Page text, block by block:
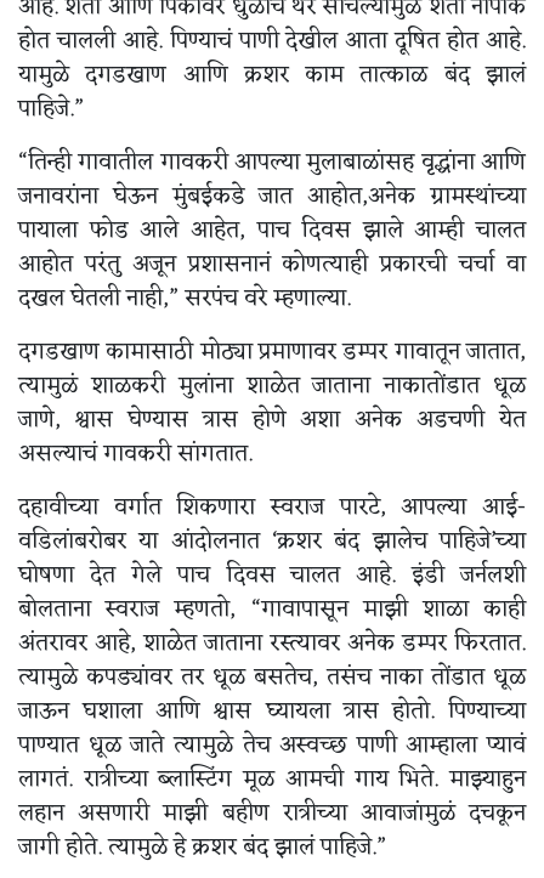
होत चालली आहे. पिण्याचं पाणी देखील आता दूषित होत आहे.
यामुळे दगडखाण आणि क्रशर काम तात्काळ बंद झालं
पाहिजे.”
“तिन्ही गावातील गावकरी आपल्या मुलाबाळांसह वृद्धांना आणि
जनावरांना घेऊन मुंबईकडे जात आहोत,अनेक ग्रामस्थांच्या
पायाला फोड आले आहेत, पाच दिवस झाले आम्ही चालत
आहोत परंतु अजून प्रशासनानं कोणत्याही प्रकारची चर्चा वा
दखल घेतली नाही,” सरपंच वरे म्हणाल्या.
दगडखाण कामासाठी मोठ्या प्रमाणावर डम्पर गावातून जातात,
त्यामुळं शाळकरी मुलांना शाळेत जाताना नाकातोंडात धूळ
जाणे, श्वास घेण्यास त्रास होणे अशा अनेक अडचणी येत
असल्याचं गावकरी सांगतात.
दहावीच्या वर्गात शिकणारा स्वराज पारटे, आपल्या आई-
वडिलांबरोबर या आंदोलनात ‘क्रशर बंद झालेच पाहिजे’च्या
घोषणा देत गेले पाच दिवस चालत आहे. इंडी जर्नलशी
बोलताना स्वराज म्हणतो, “गावापासून माझी शाळा काही
अंतरावर आहे, शाळेत जाताना रस्त्यावर अनेक डम्पर फिरतात.
त्यामुळे कपड्यांवर तर धूळ बसतेच, तसंच नाका तोंडात धूळ
जाऊन घशाला आणि श्वास घ्यायला त्रास होतो. पिण्याच्या
पाण्यात धूळ जाते त्यामुळे तेच अस्वच्छ पाणी आम्हाला प्यावं
लागतं. रात्रीच्या ब्लास्टिंग मूळ आमची गाय भिते. माझ्याहुन
लहान असणारी माझी बहीण रात्रीच्या आवाजांमुळं दचकून
जागी होते. त्यामुळे हे क्रशर बंद झालं पाहिजे.”